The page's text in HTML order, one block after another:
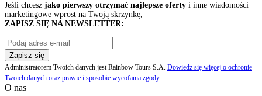
Jeśli chcesz jako pierwszy otrzymać najlepsze oferty i inne wiadomości
marketingowe wprost na Twoją skrzynkę,
ZAPISZ SIĘ NA NEWSLETTER:
Zapisz się
Administratorem Twoich danych jest Rainbow Tours S.A. Dowiedz się więcej o ochronie
Twoich danych oraz prawie i sposobie wycofania zgody.
O nas